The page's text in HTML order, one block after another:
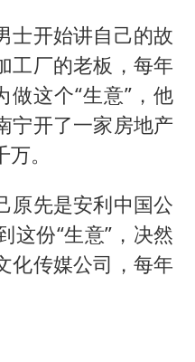
士开始讲自己的故
工厂的老板，每年
做这个“生意”，他
宁开了一家房地产
。
原先是安利中国公
这份“生意”，决然
化传媒公司，每年